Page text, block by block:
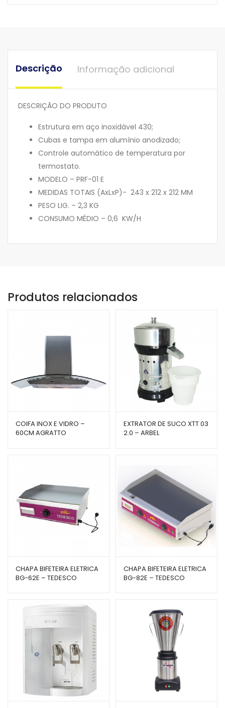
Descrição Informação adicional
DESCRIÇÃO DO PRODUTO
Estrutura em aço inoxidável 430;
Cubas e tampa em alumínio anodizado;
Controle automático de temperatura por
termostato.
MODELO – PRF-01 E
MEDIDAS TOTAIS (AxLxP)- 243 x 212 x 212 MM
PESO LIG. – 2,3 KG
CONSUMO MÉDIO – 0,6 KW/H
Produtos relacionados
COIFA INOX E VIDRO –
60CM AGRATTO
EXTRATOR DE SUCO XTT 03
2.0 – ARBEL
CHAPA BIFETEIRA ELETRICA
BG-62E – TEDESCO
CHAPA BIFETEIRA ELETRICA
BG-82E – TEDESCO